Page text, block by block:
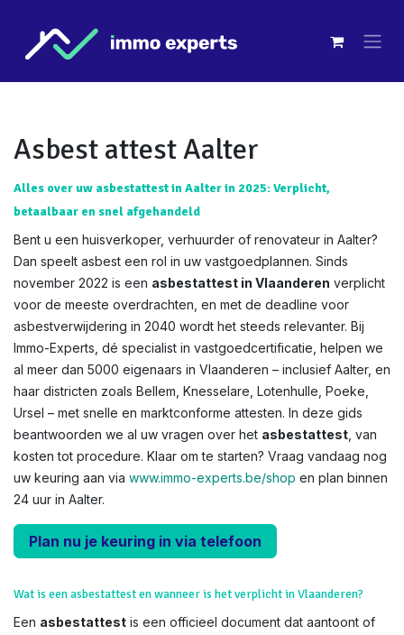
Asbest attest Aalter
Alles over uw asbestattest in Aalter in 2025: Verplicht,
betaalbaar en snel afgehandeld
Bent u een huisverkoper, verhuurder of renovateur in Aalter?
Dan speelt asbest een rol in uw vastgoedplannen. Sinds
november 2022 is een asbestattest in Vlaanderen verplicht
voor de meeste overdrachten, en met de deadline voor
asbestverwijdering in 2040 wordt het steeds relevanter. Bij
Immo-Experts, dé specialist in vastgoedcertificatie, helpen we
al meer dan 5000 eigenaars in Vlaanderen – inclusief Aalter, en
haar districten zoals Bellem, Knesselare, Lotenhulle, Poeke,
Ursel – met snelle en marktconforme attesten. In deze gids
beantwoorden we al uw vragen over het asbestattest , van
kosten tot procedure. Klaar om te starten? Vraag vandaag nog
uw keuring aan via www.immo-experts.be/shop en plan binnen
24 uur in Aalter.
Plan nu je keuring in via telefoon
Wat is een asbestattest en wanneer is het verplicht in Vlaanderen?
Een asbestattest is een officieel document dat aantoont of